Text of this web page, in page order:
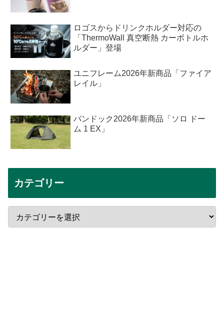
ロゴスからドリンクホルダー対応の
「ThermoWall 真空断熱 カーボトルホ
ルダー」登場
ユニフレーム2026年新商品「ファイア
レイル」
バンドック2026年新商品「ソロ ドー
ム 1 EX」
カテゴリー